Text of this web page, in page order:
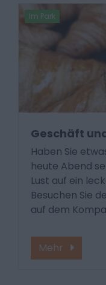
Im Park
Geschäft
Haben Sie
heute Abend
Lust auf ein
Besuchen Sie
auf dem
Mehr